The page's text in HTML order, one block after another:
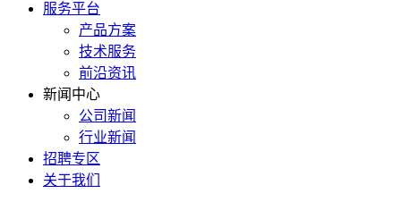
服务平台
产品方案
技术服务
前沿资讯
新闻中心
公司新闻
行业新闻
招聘专区
关于我们